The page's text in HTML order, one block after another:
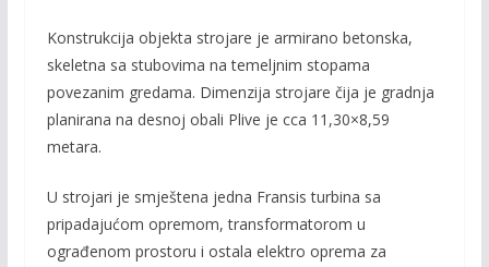
Konstrukcija objekta strojare je armirano betonska,
skeletna sa stubovima na temeljnim stopama
povezanim gredama. Dimenzija strojare čija je gradnja
planirana na desnoj obali Plive je cca 11,30×8,59
metara.
U strojari je smještena jedna Fransis turbina sa
pripadajućom opremom, transformatorom u
ograđenom prostoru i ostala elektro oprema za